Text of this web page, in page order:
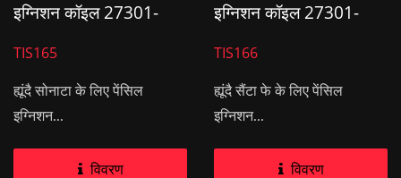
इग्निशन कॉइल 27301-
TIS165
ह्यूंदै सोनाटा के लिए पेंसिल
इग्निशन...
विवरण
इग्निशन कॉइल 27301-
TIS166
ह्यूंदै सैंटा फे के लिए पेंसिल
इग्निशन...
विवरण